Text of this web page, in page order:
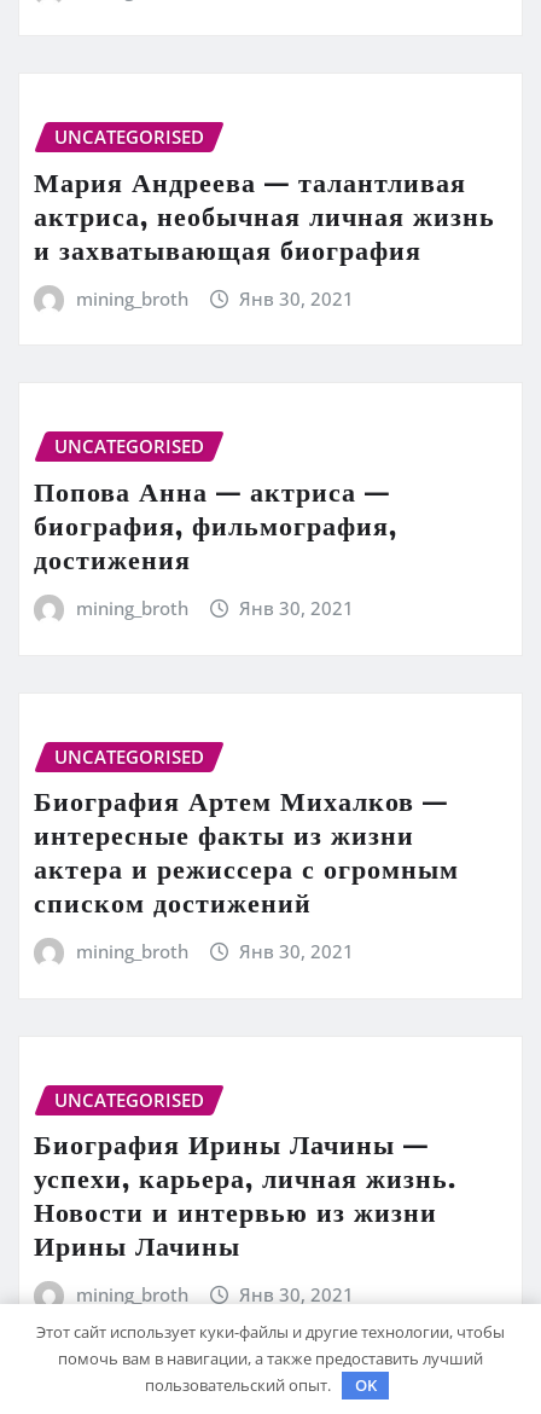
UNCATEGORISED
Мария Андреева — талантливая
актриса, необычная личная жизнь
и захватывающая биография
mining_broth Янв 30, 2021
UNCATEGORISED
Попова Анна — актриса —
биография, фильмография,
достижения
mining_broth Янв 30, 2021
UNCATEGORISED
Биография Артем Михалков —
интересные факты из жизни
актера и режиссера с огромным
списком достижений
mining_broth Янв 30, 2021
UNCATEGORISED
Биография Ирины Лачины —
успехи, карьера, личная жизнь.
Новости и интервью из жизни
Ирины Лачины
mining_broth Янв 30, 2021
Этот сайт использует куки-файлы и другие технологии, чтобы
помочь вам в навигации, а также предоставить лучший
пользовательский опыт.
OK